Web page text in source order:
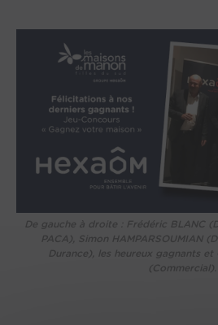
De gauche à droite : Frédéric BLANC
PACA), Simon HAMPARSOUMIAN
Durance), les heureux gagnants et
(Commercial).